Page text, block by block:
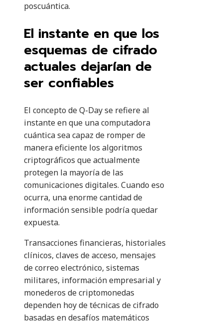
poscuántica.
El instante en que los
esquemas de cifrado
actuales dejarían de
ser confiables
El concepto de Q-Day se refiere al
instante en que una computadora
cuántica sea capaz de romper de
manera eficiente los algoritmos
criptográficos que actualmente
protegen la mayoría de las
comunicaciones digitales. Cuando eso
ocurra, una enorme cantidad de
información sensible podría quedar
expuesta.
Transacciones financieras, historiales
clínicos, claves de acceso, mensajes
de correo electrónico, sistemas
militares, información empresarial y
monederos de criptomonedas
dependen hoy de técnicas de cifrado
basadas en desafíos matemáticos